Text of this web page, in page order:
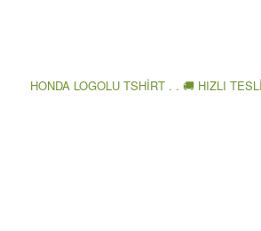
HONDA LOGOLU TSHİRT . . 🚚 HIZLI